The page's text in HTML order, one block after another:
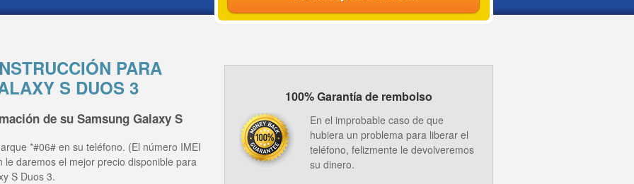
PARA
S DUOS 3
de su Samsung Galaxy S
*#06# en su teléfono. (El número IMEI
le daremos el mejor precio disponible para
S Duos 3.
100% Garantía de rembolso
En el improbable caso de que
hubiera un problema para liberar el
teléfono, felizmente le devolveremos
su dinero.